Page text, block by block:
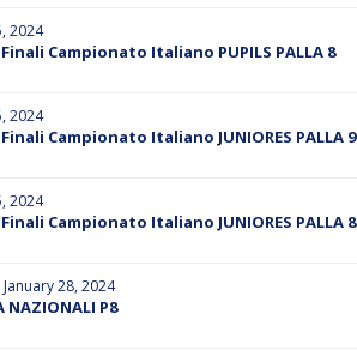
2024
Finali Campionato Italiano PUPILS PALLA 8
2024
Finali Campionato Italiano JUNIORES PALLA 9
2024
Finali Campionato Italiano JUNIORES PALLA 8
January 28, 2024
NAZIONALI P8